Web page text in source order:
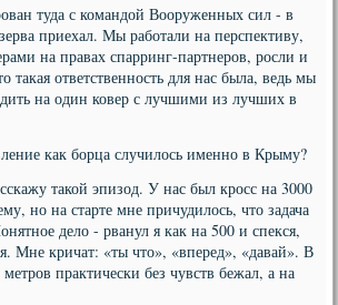
туда с командой Вооруженных сил - в
приехал. Мы работали на перспективу,
на правах спарринг-партнеров, росли и
такая ответственность для нас была, ведь мы
на один ковер с лучшими из лучших в
как борца случилось именно в Крыму?
такой эпизод. У нас был кросс на 3000
но на старте мне причудилось, что задача
дело - рванул я как на 500 и спекся,
Мне кричат: «ты что», «вперед», «давай». В
практически без чувств бежал, а на